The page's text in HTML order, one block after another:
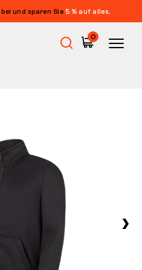
bei und sparen Sie 5 % auf alles.
0